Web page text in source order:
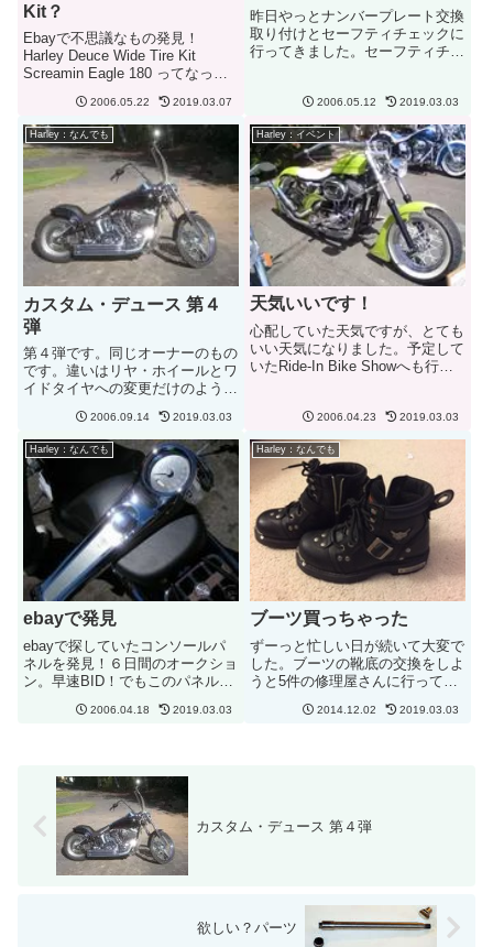
Kit？
Ebayで不思議なもの発見！
Harley Deuce Wide Tire Kit
Screamin Eagle 180 ってなって
買うと決めた人は＄１００になっ
ている。キットの詳細はない。な
んとなくスペーサー、...
2006.05.22 2019.03.07
昨日やっとナンバープレート交換
取り付けとセーフティチェックに
行ってきました。セーフティチェ
ョップのオヤジに聞いてきまし
た。工費は＄７００ぐらいかかる
とのことでした。結構高いような
気...
2006.05.12 2019.03.03
Harley：なんでも
カスタム・デュース 第４
弾
第４弾です。同じオーナーのもの
です。違いはリヤ・ホイールとワ
イドタイヤへの変更だけのようで
ますね。ホイールが大きくなった
分、重みが出てきたような....。
でも、デュースって感じが.....ぜ
んぜんしないのは自分...
2006.09.14 2019.03.03
Harley：イベント
天気いいです！
心配していた天気ですが、とても
いい天気になりました。予定して
いたRide-In Bike Showへも行く
４２マイルの走行でした。天気も
よく気持ちよく走れてのですが、
風が強いのが少...
2006.04.23 2019.03.03
Harley：なんでも
ebayで発見
ebayで探していたコンソールパ
ネルを発見！６日間のオークショ
ン。早速BID！でもこのパネルほ
まれている。価格しだいでは見送
2006.04.18 2019.03.03
Harley：なんでも
ブーツ買っちゃった
ずーっと忙しい日が続いて大変で
した。ブーツの靴底の交換をしよ
うと5件の修理屋さんに行って見
ですね！安いところで$67、ほと
2014.12.02 2019.03.03
カスタム・デュース 第４弾
欲しい？パーツ